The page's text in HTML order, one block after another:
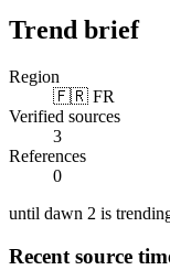
Trend brief
Region
🇫🇷 FR
Verified sources
3
References
0
until dawn 2 is
Recent source